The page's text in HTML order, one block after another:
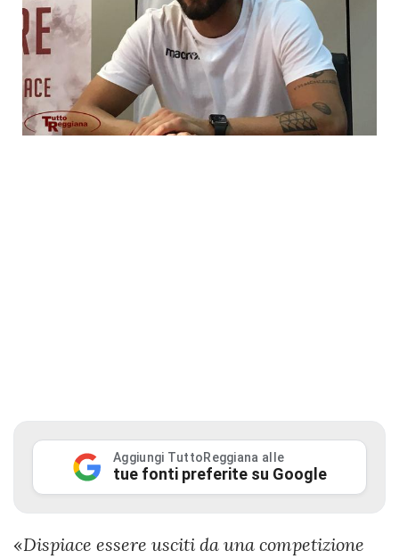
Aggiungi TuttoReggiana alle
tue fonti preferite su Google
«Dispiace essere usciti da una competizione